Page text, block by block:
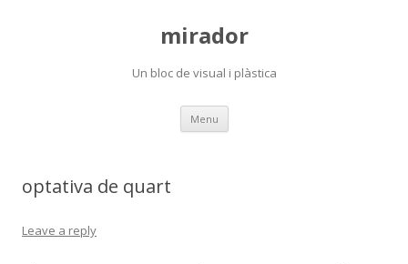
mirador
Un bloc de visual i plàstica
Menu Skip
content
optativa de quart
Leave a reply